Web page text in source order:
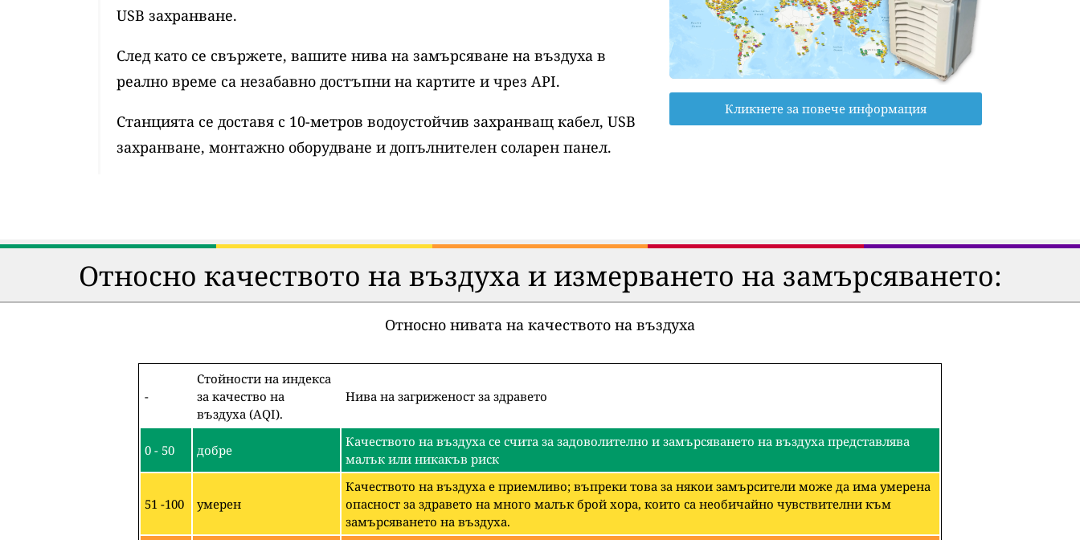
USB захранване.
След като се свържете, вашите нива на замърсяване на въздуха в
реално време са незабавно достъпни на картите и чрез API.
Станцията се доставя с 10-метров водоустойчив захранващ кабел, USB
захранване, монтажно оборудване и допълнителен соларен панел.
Кликнете за повече информация
Относно качеството на въздуха и измерването на замърсяването:
Относно нивата на качеството на въздуха
-
Стойности на индекса
за качество на
въздуха (AQI).
Нива на загриженост за здравето
0 - 50 добре
Качеството на въздуха се счита за задоволително и замърсяването на въздуха представлява
малък или никакъв риск
51 -100 умерен
Качеството на въздуха е приемливо; въпреки това за някои замърсители може да има умерена
опасност за здравето на много малък брой хора, които са необичайно чувствителни към
замърсяването на въздуха.